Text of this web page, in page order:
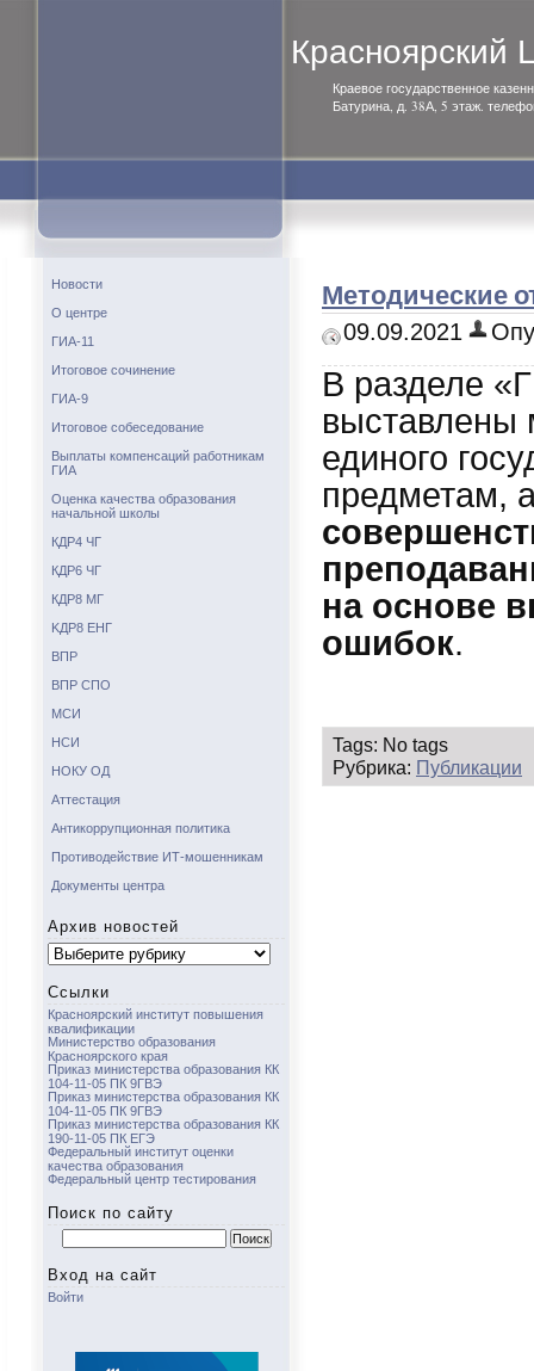
Красноярский
Краевое государственное
Батурина, д. 38А, 5 этаж.
Методические
09.09.2021
В разделе
выставлены
единого
предметам,
на основе
ошибок.
Tags: No tags
Рубрика: Публикации
Новости
О центре
ГИА-11
Итоговое сочинение
ГИА-9
Итоговое собеседование
Выплаты компенсаций работникам
ГИА
Оценка качества образования
начальной школы
КДР4 ЧГ
КДР6 ЧГ
КДР8 МГ
KДР8 ЕНГ
ВПР
ВПР СПО
МСИ
НСИ
НОКУ ОД
Аттестация
Антикоррупционная политика
Противодействие ИТ-мошенникам
Документы центра
Архив новостей
Архив
новостей
Ссылки
Красноярский институт повышения
квалификации
Министерство образования
Красноярского края
Приказ министерства образования КК
104-11-05 ПК 9ГВЭ
Приказ министерства образования КК
104-11-05 ПК 9ГВЭ
Приказ министерства образования КК
190-11-05 ПК ЕГЭ
Федеральный институт оценки
качества образования
Федеральный центр тестирования
Поиск по сайту
Найти:
Вход на сайт
Войти